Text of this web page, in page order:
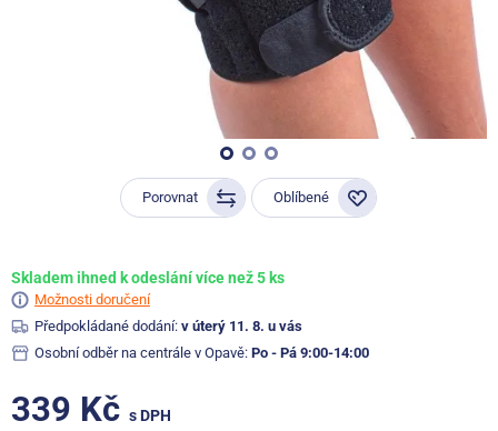
Skladem ihned k odeslání více než 5 ks
Možnosti doručení
Předpokládané dodání: v úterý 11. 8. u vás
Osobní odběr na centrále v Opavě: Po - Pá 9:00-14:00
339 Kč s DPH
Porovnat Oblíbené